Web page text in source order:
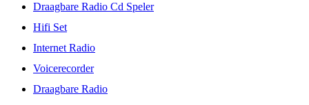
Draagbare Radio Cd Speler
Hifi Set
Internet Radio
Voicerecorder
Draagbare Radio